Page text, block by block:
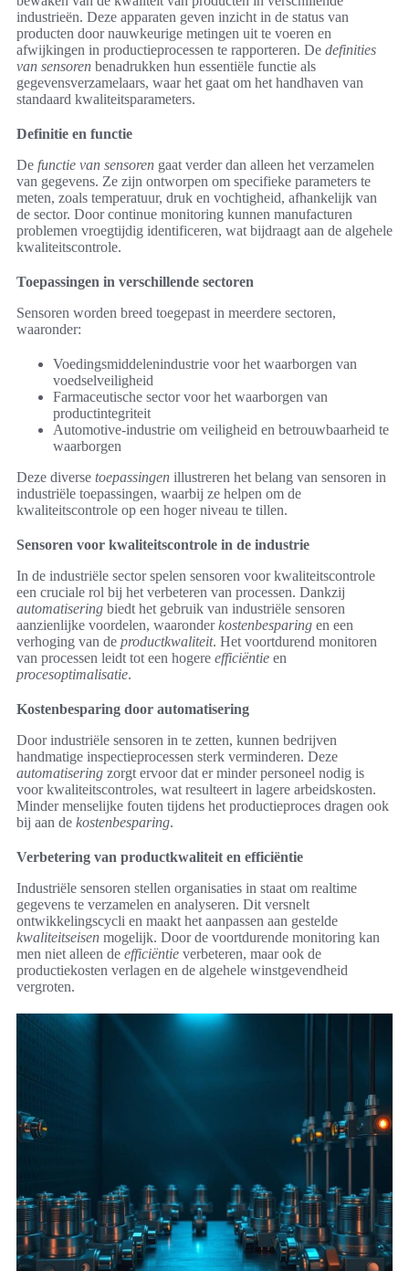
industrieën. Deze apparaten geven inzicht in de status van
producten door nauwkeurige metingen uit te voeren en
afwijkingen in productieprocessen te rapporteren. De definities
van sensoren benadrukken hun essentiële functie als
gegevensverzamelaars, waar het gaat om het handhaven van
standaard kwaliteitsparameters.
Definitie en functie
De functie van sensoren gaat verder dan alleen het verzamelen
van gegevens. Ze zijn ontworpen om specifieke parameters te
meten, zoals temperatuur, druk en vochtigheid, afhankelijk van
de sector. Door continue monitoring kunnen manufacturen
problemen vroegtijdig identificeren, wat bijdraagt aan de algehele
kwaliteitscontrole.
Toepassingen in verschillende sectoren
Sensoren worden breed toegepast in meerdere sectoren,
waaronder:
Voedingsmiddelenindustrie voor het waarborgen van
voedselveiligheid
Farmaceutische sector voor het waarborgen van
productintegriteit
Automotive-industrie om veiligheid en betrouwbaarheid te
waarborgen
Deze diverse toepassingen illustreren het belang van sensoren in
industriële toepassingen, waarbij ze helpen om de
kwaliteitscontrole op een hoger niveau te tillen.
Sensoren voor kwaliteitscontrole in de industrie
In de industriële sector spelen sensoren voor kwaliteitscontrole
een cruciale rol bij het verbeteren van processen. Dankzij
automatisering biedt het gebruik van industriële sensoren
aanzienlijke voordelen, waaronderkostenbesparing en een
verhoging van de productkwaliteit. Het voortdurend monitoren
van processen leidt tot een hogere efficiëntie en
procesoptimalisatie.
Kostenbesparing door automatisering
Door industriële sensoren in te zetten, kunnen bedrijven
handmatige inspectieprocessen sterk verminderen. Deze
automatisering zorgt ervoor dat er minder personeel nodig is
voor kwaliteitscontroles, wat resulteert in lagere arbeidskosten.
Minder menselijke fouten tijdens het productieproces dragen ook
bij aan de kostenbesparing.
Verbetering van productkwaliteit en efficiëntie
Industriële sensoren stellen organisaties in staat om realtime
gegevens te verzamelen en analyseren. Dit versnelt
ontwikkelingscycli en maakt het aanpassen aan gestelde
kwaliteitseisen mogelijk. Door de voortdurende monitoring kan
men niet alleen de efficiëntie verbeteren, maar ook de
productiekosten verlagen en de algehele winstgevendheid
vergroten.